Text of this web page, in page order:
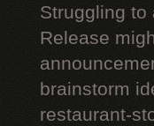
Struggling to
Release
brainstorm
restaurant-